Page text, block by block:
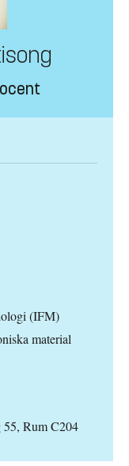
(IFM)
material
55, Rum C204